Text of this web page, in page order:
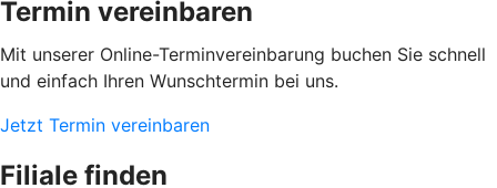
Termin vereinbaren
Mit unserer Online-Terminvereinbarung buchen Sie schnell
und einfach Ihren Wunschtermin bei uns.
Jetzt Termin vereinbaren
Filiale finden